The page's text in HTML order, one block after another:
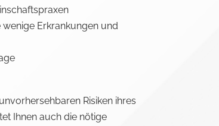
Erkrankungen und
Risiken ihres
Ihnen auch die nötige